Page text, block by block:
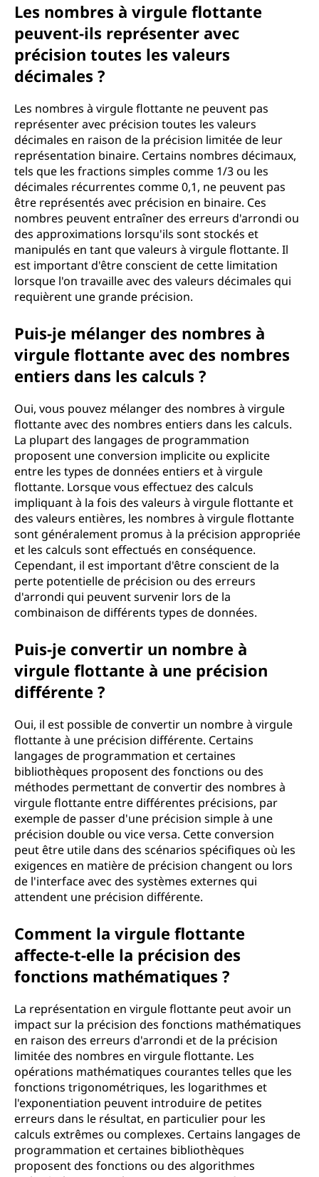
Les nombres à virgule flottante
peuvent-ils représenter avec
précision toutes les valeurs
décimales ?
Les nombres à virgule flottante ne peuvent pas
représenter avec précision toutes les valeurs
décimales en raison de la précision limitée de leur
représentation binaire. Certains nombres décimaux,
tels que les fractions simples comme 1/3 ou les
décimales récurrentes comme 0,1, ne peuvent pas
être représentés avec précision en binaire. Ces
nombres peuvent entraîner des erreurs d'arrondi ou
des approximations lorsqu'ils sont stockés et
manipulés en tant que valeurs à virgule flottante. Il
est important d'être conscient de cette limitation
lorsque l'on travaille avec des valeurs décimales qui
requièrent une grande précision.
Puis-je mélanger des nombres à
virgule flottante avec des nombres
entiers dans les calculs ?
Oui, vous pouvez mélanger des nombres à virgule
flottante avec des nombres entiers dans les calculs.
La plupart des langages de programmation
proposent une conversion implicite ou explicite
entre les types de données entiers et à virgule
flottante. Lorsque vous effectuez des calculs
impliquant à la fois des valeurs à virgule flottante et
des valeurs entières, les nombres à virgule flottante
sont généralement promus à la précision appropriée
et les calculs sont effectués en conséquence.
Cependant, il est important d'être conscient de la
perte potentielle de précision ou des erreurs
d'arrondi qui peuvent survenir lors de la
combinaison de différents types de données.
Puis-je convertir un nombre à
virgule flottante à une précision
différente ?
Oui, il est possible de convertir un nombre à virgule
flottante à une précision différente. Certains
langages de programmation et certaines
bibliothèques proposent des fonctions ou des
méthodes permettant de convertir des nombres à
virgule flottante entre différentes précisions, par
exemple de passer d'une précision simple à une
précision double ou vice versa. Cette conversion
peut être utile dans des scénarios spécifiques où les
exigences en matière de précision changent ou lors
de l'interface avec des systèmes externes qui
attendent une précision différente.
Comment la virgule flottante
affecte-t-elle la précision des
fonctions mathématiques ?
La représentation en virgule flottante peut avoir un
impact sur la précision des fonctions mathématiques
en raison des erreurs d'arrondi et de la précision
limitée des nombres en virgule flottante. Les
opérations mathématiques courantes telles que les
fonctions trigonométriques, les logarithmes et
l'exponentiation peuvent introduire de petites
erreurs dans le résultat, en particulier pour les
calculs extrêmes ou complexes. Certains langages de
programmation et certaines bibliothèques
proposent des fonctions ou des algorithmes